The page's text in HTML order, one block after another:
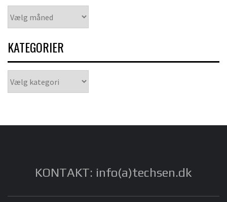
KATEGORIER
KONTAKT: info(a)techsen.dk